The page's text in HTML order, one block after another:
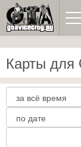
Карты для